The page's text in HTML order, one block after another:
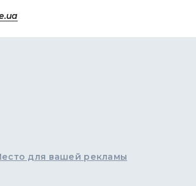
для вашей рекламы